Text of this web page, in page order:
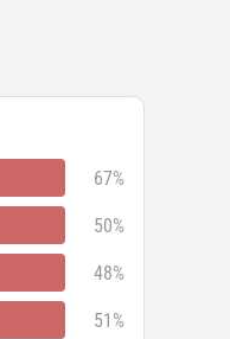
67%
50%
48%
51%